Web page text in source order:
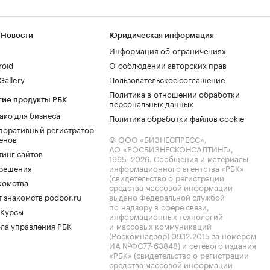
продукты РБК
для бизнеса
регистратор
сайтов
знакомств podbor.ru
управления РБК
Юридическая информация
Информация об ограничениях
О соблюдении авторских прав
Пользовательское соглашение
Политика в отношении обработки
персональных данных
Политика обработки файлов cookie
© ООО «БИЗНЕСПРЕСС»,
АО «РОСБИЗНЕСКОНСАЛТИНГ»,
1995–2026. Сообщения и материалы
информационного агентства «РБК»
(свидетельство о регистрации
средства массовой информации
выдано Федеральной службой
по надзору в сфере связи,
информационных технологий
и массовых коммуникаций
(Роскомнадзор) 09.12.2015 за номером
ИА №ФС77-63848) и сетевого издания
«РБК» (свидетельство о регистрации
средства массовой информации